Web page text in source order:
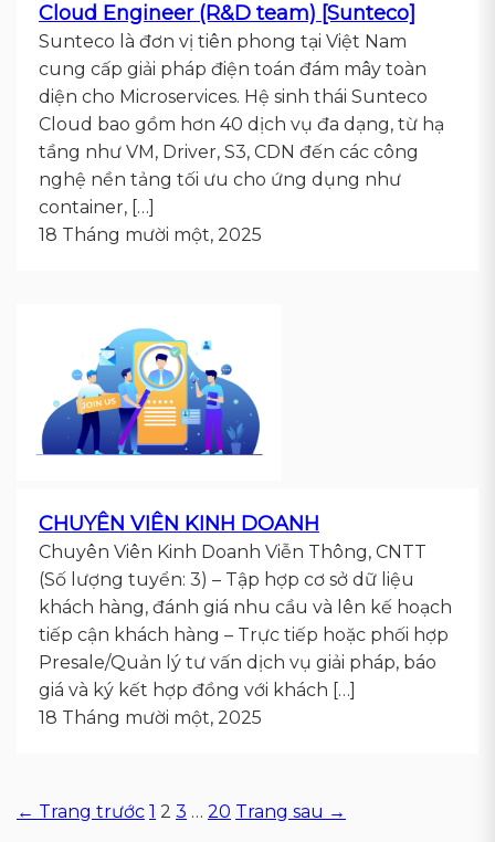
Cloud Engineer (R&D team) [Sunteco]
Sunteco là đơn vị tiên phong tại Việt Nam
cung cấp giải pháp điện toán đám mây toàn
diện cho Microservices. Hệ sinh thái Sunteco
Cloud bao gồm hơn 40 dịch vụ đa dạng, từ hạ
tầng như VM, Driver, S3, CDN đến các công
nghệ nền tảng tối ưu cho ứng dụng như
container, […]
18 Tháng mười một, 2025
CHUYÊN VIÊN KINH DOANH
Chuyên Viên Kinh Doanh Viễn Thông, CNTT
(Số lượng tuyển: 3) – Tập hợp cơ sở dữ liệu
khách hàng, đánh giá nhu cầu và lên kế hoạch
tiếp cận khách hàng – Trực tiếp hoặc phối hợp
Presale/Quản lý tư vấn dịch vụ giải pháp, báo
giá và ký kết hợp đồng với khách […]
18 Tháng mười một, 2025
Phân
← Trang trước 1 2 3 … 20 Trang sau →